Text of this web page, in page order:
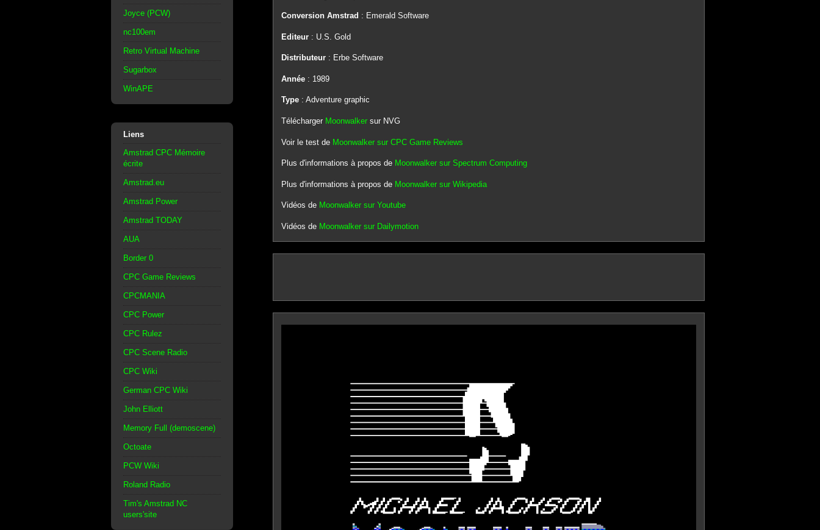
Joyce (PCW)
nc100em
Retro Virtual Machine
Sugarbox
WinAPE
Liens
Amstrad CPC Mémoire
écrite
Amstrad.eu
Amstrad Power
Amstrad TODAY
AUA
Border 0
CPC Game Reviews
CPCMANIA
CPC Power
CPC Rulez
CPC Scene Radio
CPC Wiki
German CPC Wiki
John Elliott
Memory Full (demoscene)
Octoate
PCW Wiki
Roland Radio
Tim's Amstrad NC
users'site
Conversion Amstrad : Emerald Software
Editeur: U.S. Gold
Distributeur : Erbe Software
Année: 1989
Type: Adventure graphic
Télécharger Moonwalkersur NVG
Voir le test de Moonwalker sur CPC Game Reviews
Plus d'informations à propos de Moonwalker sur Spectrum Computing
Plus d'informations à propos de Moonwalker sur Wikipedia
Vidéos de Moonwalker sur Youtube
Vidéos de Moonwalker sur Dailymotion